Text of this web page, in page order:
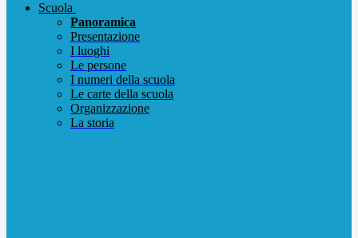
Scuola
Panoramica
Presentazione
I luoghi
Le persone
I numeri della scuola
Le carte della scuola
Organizzazione
La storia